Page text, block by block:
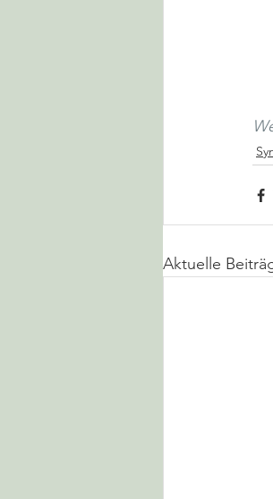
Aktuelle